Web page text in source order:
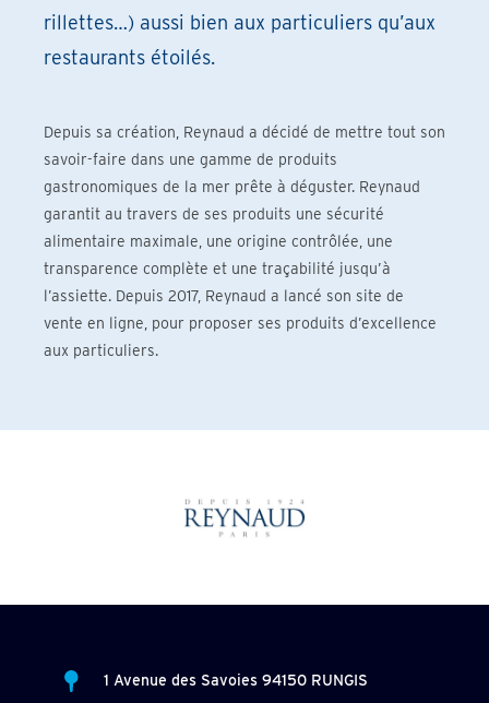
rillettes…) aussi bien aux particuliers qu’aux
restaurants étoilés.
Depuis sa création, Reynaud a décidé de mettre tout son
savoir-faire dans une gamme de produits
gastronomiques de la mer prête à déguster. Reynaud
garantit au travers de ses produits une sécurité
alimentaire maximale, une origine contrôlée, une
transparence complète et une traçabilité jusqu’à
l’assiette. Depuis 2017, Reynaud a lancé son site de
vente en ligne, pour proposer ses produits d’excellence
aux particuliers.
1 Avenue des Savoies 94150 RUNGIS